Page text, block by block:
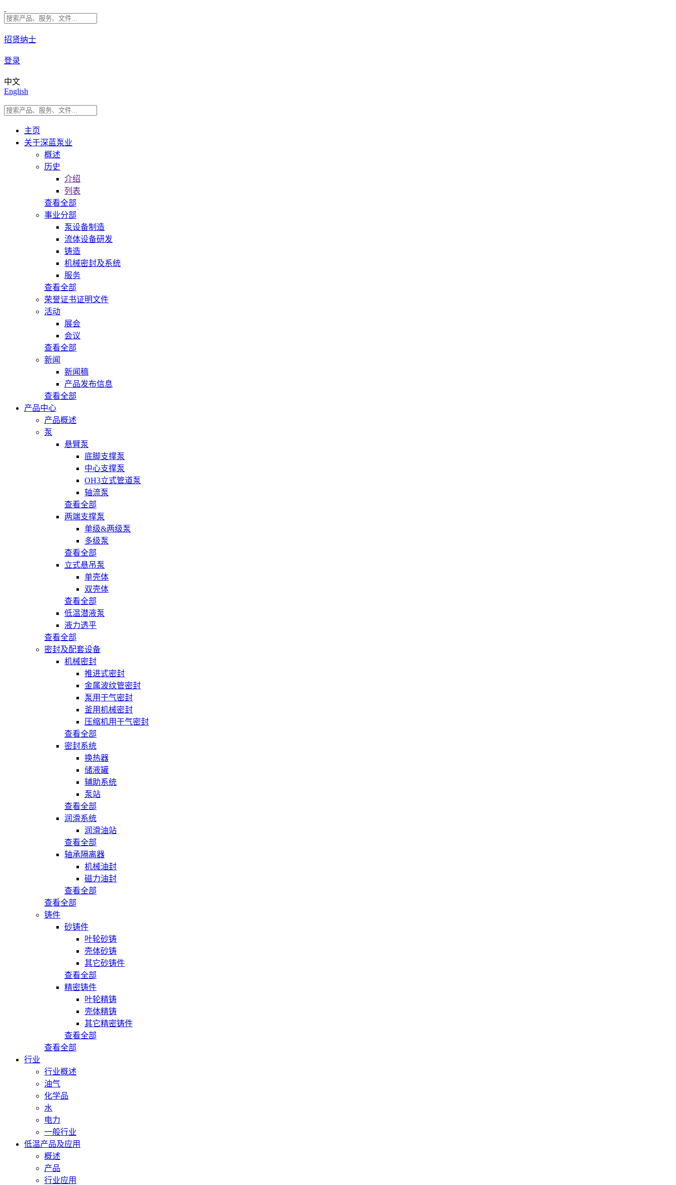
招贤纳士
登录
中文
English
主页
关于深蓝泵业
概述
历史
介绍
列表
查看全部
事业分部
泵设备制造
流体设备研发
铸造
机械密封及系统
服务
查看全部
荣誉证书证明文件
活动
展会
会议
查看全部
新闻
新闻稿
产品发布信息
查看全部
产品中心
产品概述
泵
悬臂泵
底脚支撑泵
中心支撑泵
OH3立式管道泵
轴流泵
查看全部
两端支撑泵
单级&两级泵
多级泵
查看全部
立式悬吊泵
单壳体
双壳体
查看全部
低温潜液泵
液力透平
查看全部
密封及配套设备
机械密封
推进式密封
金属波纹管密封
泵用干气密封
釜用机械密封
压缩机用干气密封
查看全部
密封系统
换热器
储液罐
辅助系统
泵站
查看全部
润滑系统
润滑油站
查看全部
轴承隔离器
机械油封
磁力油封
查看全部
查看全部
铸件
砂铸件
叶轮砂铸
壳体砂铸
其它砂铸件
查看全部
精密铸件
叶轮精铸
壳体精铸
其它精密铸件
查看全部
查看全部
行业
行业概述
油气
化学品
水
电力
一般行业
低温产品及应用
概述
产品
行业应用